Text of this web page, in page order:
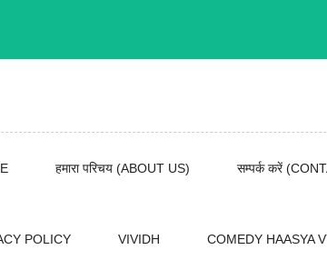
हमारा परिचय (ABOUT US) सम्पर्क करें
POLICY VIVIDH COMEDY HAASYA